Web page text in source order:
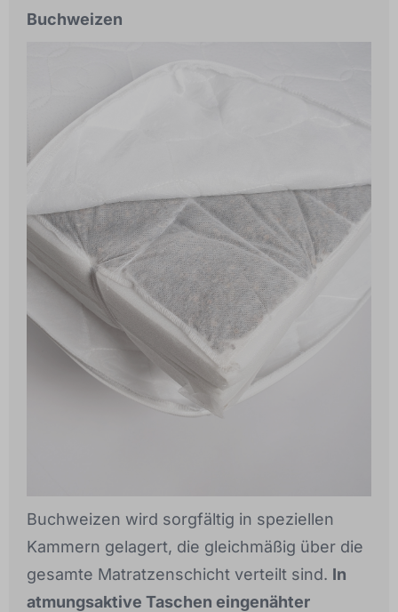
Buchweizen
Buchweizen wird sorgfältig in speziellen
Kammern gelagert, die gleichmäßig über die
gesamte Matratzenschicht verteilt sind. In
atmungsaktive Taschen eingenähter